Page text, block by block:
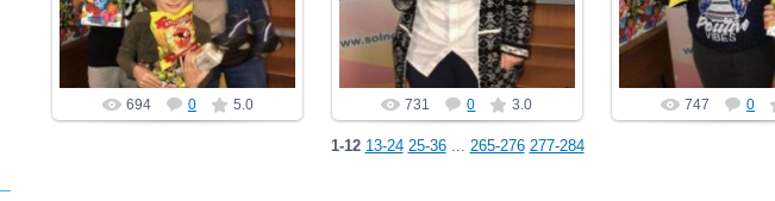
PGCh
694 0 5.0
PGCh
731 0 3.0
PGCh
747 0
1-12 13-24 25-36 ... 265-276 277-284